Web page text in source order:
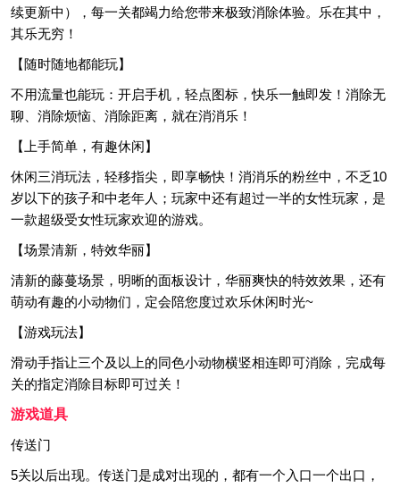
续更新中），每一关都竭力给您带来极致消除体验。乐在其中，
其乐无穷！
【随时随地都能玩】
不用流量也能玩：开启手机，轻点图标，快乐一触即发！消除无
聊、消除烦恼、消除距离，就在消消乐！
【上手简单，有趣休闲】
休闲三消玩法，轻移指尖，即享畅快！消消乐的粉丝中，不乏10
岁以下的孩子和中老年人；玩家中还有超过一半的女性玩家，是
一款超级受女性玩家欢迎的游戏。
【场景清新，特效华丽】
清新的藤蔓场景，明晰的面板设计，华丽爽快的特效效果，还有
萌动有趣的小动物们，定会陪您度过欢乐休闲时光~
【游戏玩法】
滑动手指让三个及以上的同色小动物横竖相连即可消除，完成每
关的指定消除目标即可过关！
游戏道具
传送门
5关以后出现。传送门是成对出现的，都有一个入口一个出口，